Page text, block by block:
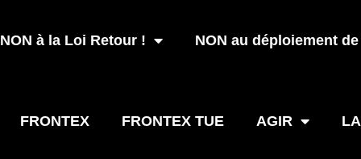
NON à la Loi Retour ! NON au déploiement
FRONTEX FRONTEX TUE AGIR